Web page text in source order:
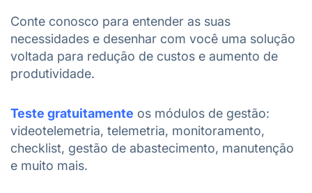
Conte conosco para entender as suas
necessidades e desenhar com você uma solução
voltada para redução de custos e aumento de
produtividade.
Teste gratuitamente os módulos de gestão:
videotelemetria, telemetria, monitoramento,
checklist, gestão de abastecimento, manutenção
e muito mais.